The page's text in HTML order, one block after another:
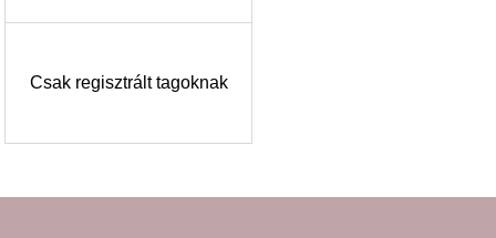
Csak regisztrált tagoknak